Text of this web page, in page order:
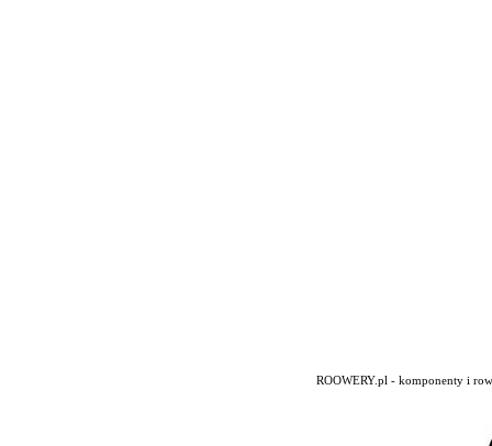
ROOWERY.pl - komponenty i